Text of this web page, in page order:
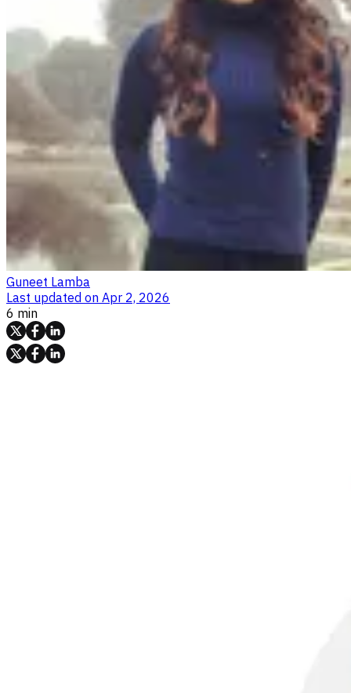
Guneet Lamba
Last updated on Apr 2, 2026
6 min